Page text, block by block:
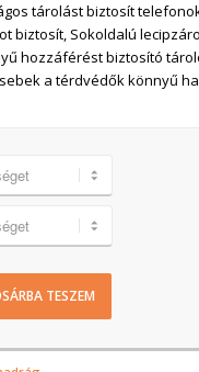
tárolást biztosít
biztosít, Sokoldalú
hozzáférést biztosító
a térdvédők könnyű
TESZEM